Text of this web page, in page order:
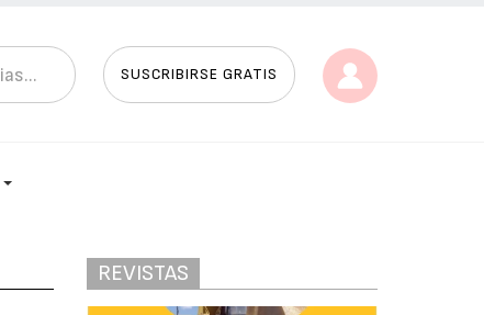
SUSCRIBIRSE GRATIS
REVISTAS